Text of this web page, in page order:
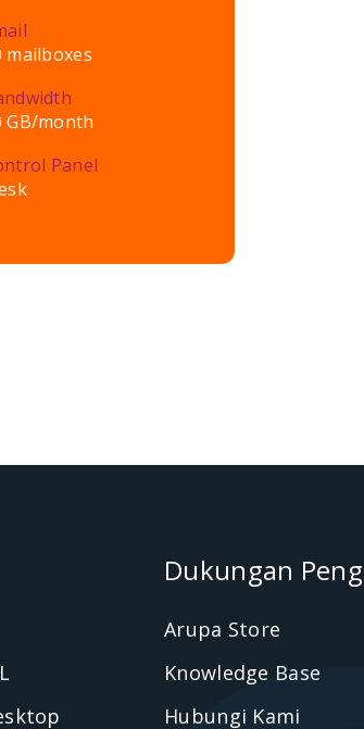
mailboxes
GB/month
Panel
Dukungan
Arupa Store
Knowledge Base
Hubungi Kami